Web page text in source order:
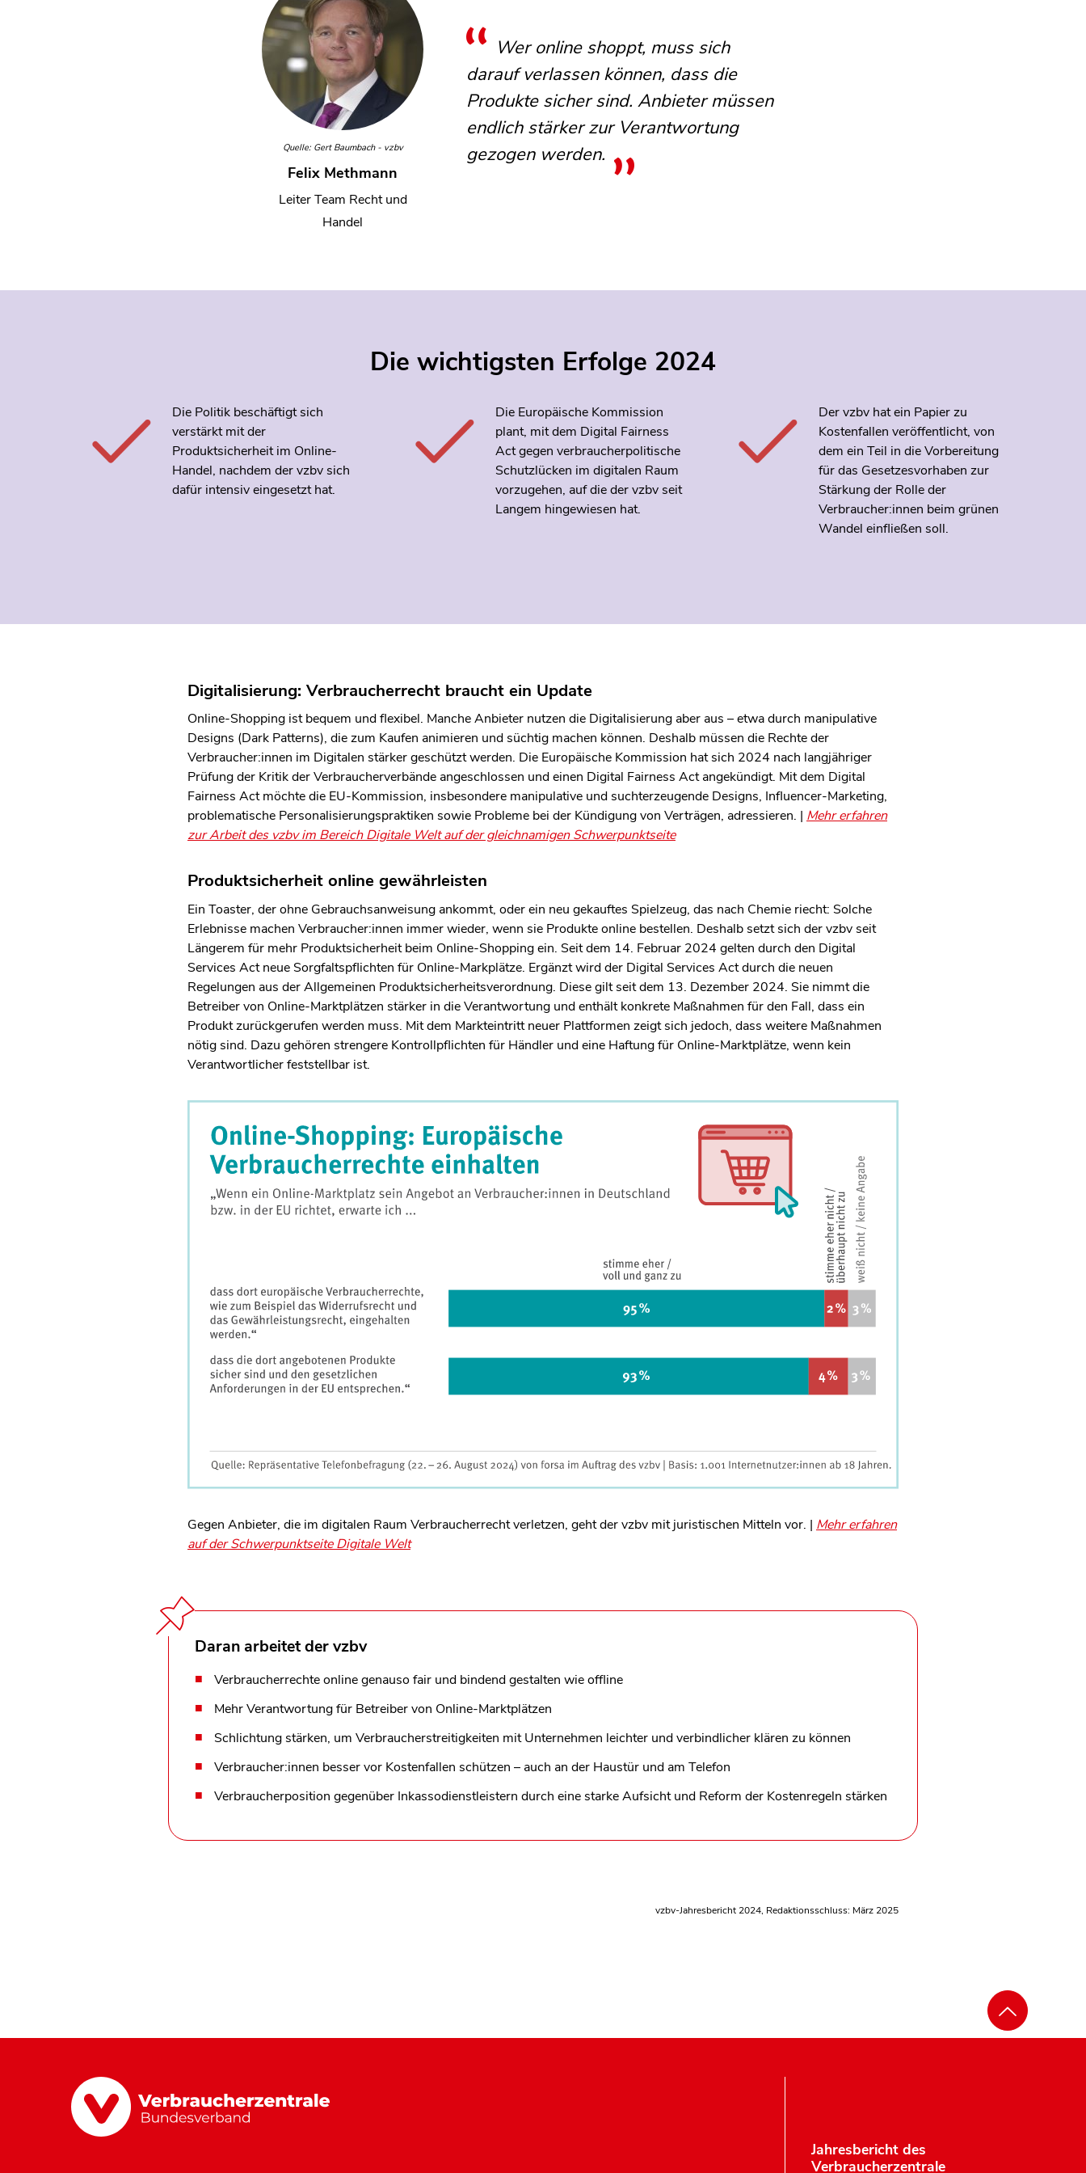
Quelle: Gert Baumbach - vzbv
Felix Methmann
Leiter Team Recht und
Handel
Wer online shoppt, muss sich
darauf verlassen können, dass die
Produkte sicher sind. Anbieter müssen
endlich stärker zur Verantwortung
gezogen werden.
Die wichtigsten Erfolge 2024
Die Politik beschäftigt sich
verstärkt mit der
Produktsicherheit im Online-
Handel, nachdem der vzbv sich
dafür intensiv eingesetzt hat.
Die Europäische Kommission
plant, mit dem Digital Fairness
Act gegen verbraucherpolitische
Schutzlücken im digitalen Raum
vorzugehen, auf die der vzbv seit
Langem hingewiesen hat.
Der vzbv hat ein Papier zu
Kostenfallen veröffentlicht, von
dem ein Teil in die Vorbereitung
für das Gesetzesvorhaben zur
Stärkung der Rolle der
Verbraucher:innen beim grünen
Wandel einfließen soll.
Digitalisierung: Verbraucherrecht braucht ein Update
Online-Shopping ist bequem und flexibel. Manche Anbieter nutzen die Digitalisierung aber aus – etwa durch manipulative
Designs (Dark Patterns), die zum Kaufen animieren und süchtig machen können. Deshalb müssen die Rechte der
Verbraucher:innen im Digitalen stärker geschützt werden. Die Europäische Kommission hat sich 2024 nach langjähriger
Prüfung der Kritik der Verbraucherverbände angeschlossen und einen Digital Fairness Act angekündigt. Mit dem Digital
Fairness Act möchte die EU-Kommission, insbesondere manipulative und suchterzeugende Designs, Influencer-Marketing,
problematische Personalisierungspraktiken sowie Probleme bei der Kündigung von Verträgen, adressieren. | Mehr erfahren
zur Arbeit des vzbv im Bereich Digitale Welt auf der gleichnamigen Schwerpunktseite
Produktsicherheit online gewährleisten
Ein Toaster, der ohne Gebrauchsanweisung ankommt, oder ein neu gekauftes Spielzeug, das nach Chemie riecht: Solche
Erlebnisse machen Verbraucher:innen immer wieder, wenn sie Produkte online bestellen. Deshalb setzt sich der vzbv seit
Längerem für mehr Produktsicherheit beim Online-Shopping ein. Seit dem 14. Februar 2024 gelten durch den Digital
Services Act neue Sorgfaltspflichten für Online-Markplätze. Ergänzt wird der Digital Services Act durch die neuen
Regelungen aus der Allgemeinen Produktsicherheitsverordnung. Diese gilt seit dem 13. Dezember 2024. Sie nimmt die
Betreiber von Online-Marktplätzen stärker in die Verantwortung und enthält konkrete Maßnahmen für den Fall, dass ein
Produkt zurückgerufen werden muss. Mit dem Markteintritt neuer Plattformen zeigt sich jedoch, dass weitere Maßnahmen
nötig sind. Dazu gehören strengere Kontrollpflichten für Händler und eine Haftung für Online-Marktplätze, wenn kein
Verantwortlicher feststellbar ist.
Gegen Anbieter, die im digitalen Raum Verbraucherrecht verletzen, geht der vzbv mit juristischen Mitteln vor. | Mehr erfahren
auf der Schwerpunktseite Digitale Welt
Daran arbeitet der vzbv
Verbraucherrechte online genauso fair und bindend gestalten wie offline
Mehr Verantwortung für Betreiber von Online-Marktplätzen
Schlichtung stärken, um Verbraucherstreitigkeiten mit Unternehmen leichter und verbindlicher klären zu können
Verbraucher:innen besser vor Kostenfallen schützen – auch an der Haustür und am Telefon
Verbraucherposition gegenüber Inkassodienstleistern durch eine starke Aufsicht und Reform der Kostenregeln stärken
vzbv-Jahresbericht 2024, Redaktionsschluss: März 2025
Jahresbericht des
Verbraucherzentrale